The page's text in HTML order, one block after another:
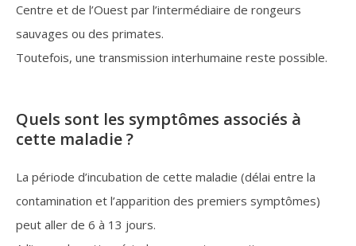
Centre et de l’Ouest par l’intermédiaire de rongeurs
sauvages ou des primates.
Toutefois, une transmission interhumaine reste possible.
Quels sont les symptômes associés à
cette maladie ?
La période d’incubation de cette maladie (délai entre la
contamination et l’apparition des premiers symptômes)
peut aller de 6 à 13 jours.